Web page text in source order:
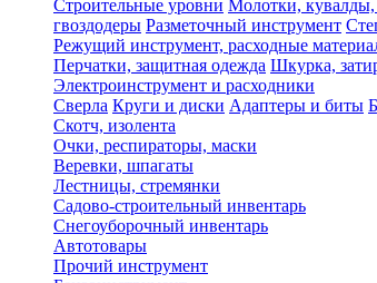
Строительные уровни Молотки,
гвоздодеры Разметочный инструмент
Режущий инструмент, расходные
Перчатки, защитная одежда Шкурка,
Электроинструмент и расходники
Сверла Круги и диски Адаптеры и биты
Скотч, изолента
Очки, респираторы, маски
Веревки, шпагаты
Лестницы, стремянки
Садово-строительный инвентарь
Снегоуборочный инвентарь
Автотовары
Прочий инструмент